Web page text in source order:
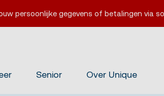
persoonlijke gegevens of betalingen via
Senior Over Unique